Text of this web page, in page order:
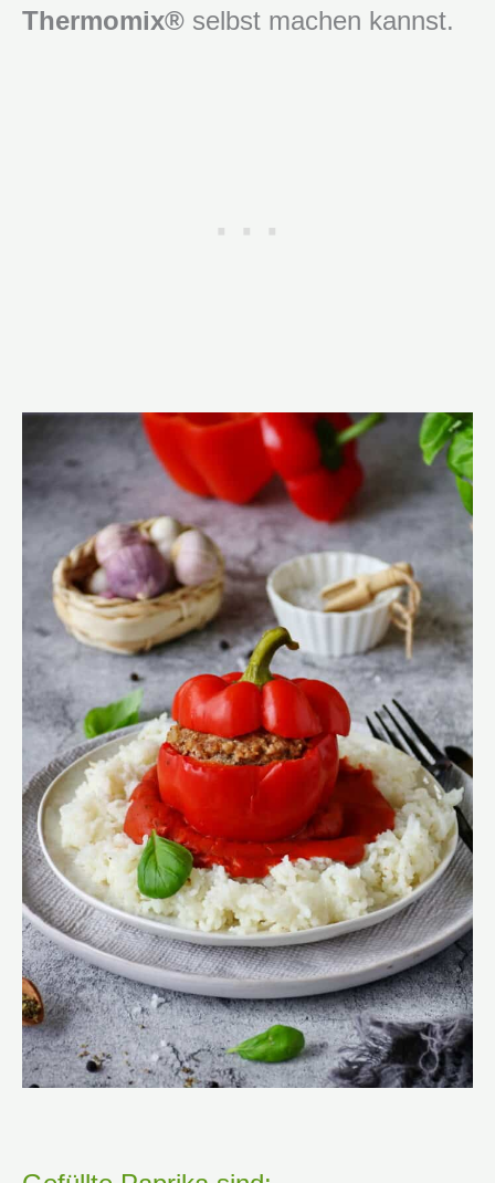
Thermomix® selbst machen kannst.